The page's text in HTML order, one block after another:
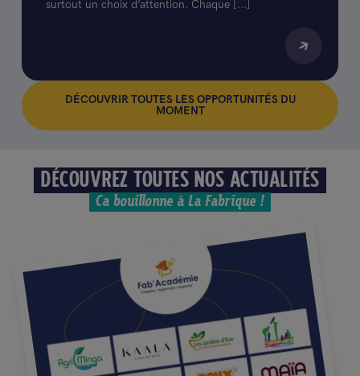
surtout un choix d’attention. Chaque [...]
DÉCOUVRIR TOUTES LES OPPORTUNITÉS DU
MOMENT
DÉCOUVREZ TOUTES NOS ACTUALITÉS
Ca bouillonne à La Fabrique !